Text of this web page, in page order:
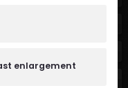
enlargement